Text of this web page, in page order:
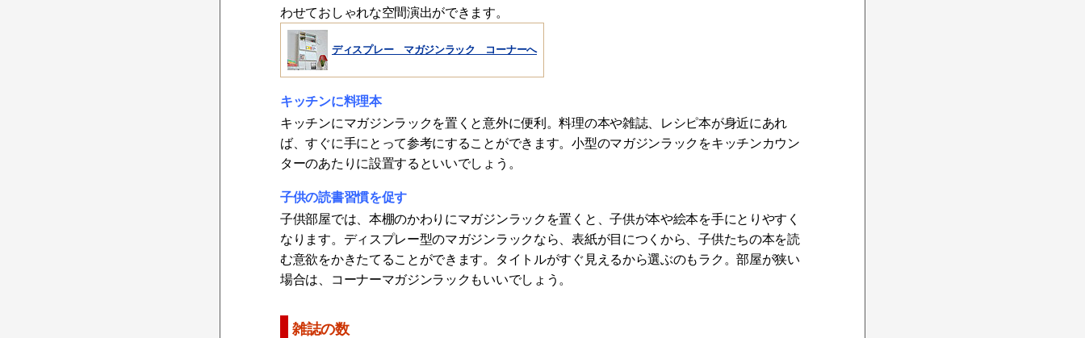
わせておしゃれな空間演出ができます。
ディスプレー マガジンラック コーナーへ
キッチンに料理本
キッチンにマガジンラックを置くと意外に便利。料理の本や雑誌、レシピ本が身近にあれ
ば、すぐに手にとって参考にすることができます。小型のマガジンラックをキッチンカウン
ターのあたりに設置するといいでしょう。
子供の読書習慣を促す
子供部屋では、本棚のかわりにマガジンラックを置くと、子供が本や絵本を手にとりやすく
なります。ディスプレー型のマガジンラックなら、表紙が目につくから、子供たちの本を読
む意欲をかきたてることができます。タイトルがすぐ見えるから選ぶのもラク。部屋が狭い
場合は、コーナーマガジンラックもいいでしょう。
雑誌の数